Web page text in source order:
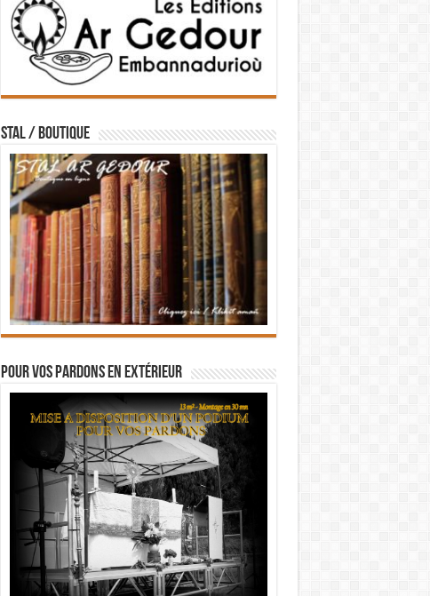
STAL / BOUTIQUE
Pour vos pardons en extérieur